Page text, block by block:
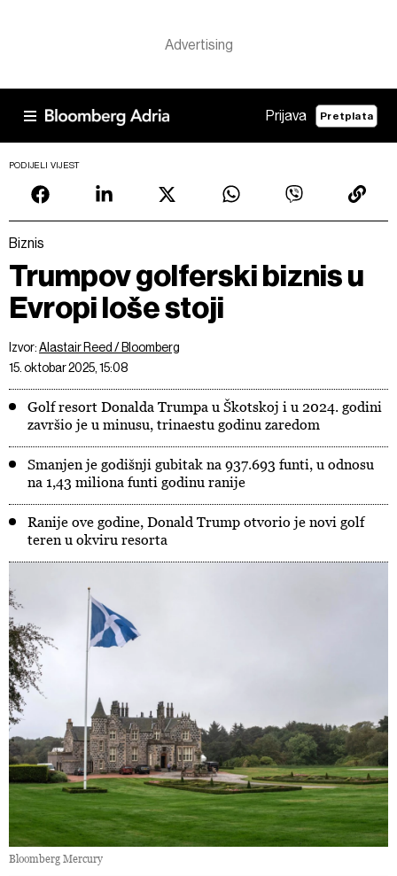
Prijava Pretplata
PODIJELI VIJEST
Biznis
Trumpov golferski biznis u
Evropi loše stoji
Izvor:Alastair Reed / Bloomberg
15. oktobar 2025, 15:08
Golf resort Donalda Trumpa u Škotskoj i u 2024. godini
završio je u minusu, trinaestu godinu zaredom
Smanjen je godišnji gubitak na 937.693 funti, u odnosu
na 1,43 miliona funti godinu ranije
Ranije ove godine, Donald Trump otvorio je novi golf
teren u okviru resorta
Bloomberg Mercury